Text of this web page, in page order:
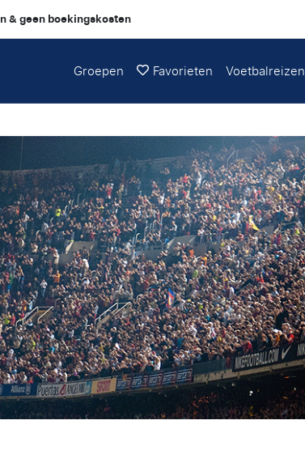
& geen boekingskosten
Groepen Favorieten Voetbalreizen